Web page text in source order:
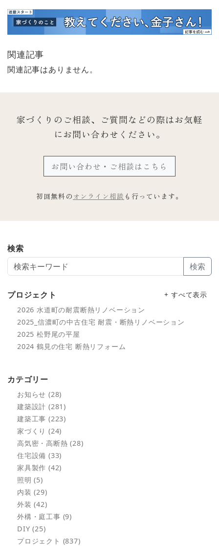
関連記事
関連記事はありません。
家づくりのご相談、ご質問などの際はお気軽
にお問い合わせください。
お問い合わせ・ご相談はこちら
初回無料の オンライン相談 も行っています。
検索
検索
プロジェクト
+ すべて表示
2026 水道町の耐震断熱リノベーション
2025_信濃町の中古住宅 耐震・断熱リノベーション
2025 松野尾の平屋
2024 鶴見の住宅 断熱リフォーム
カテゴリー
お知らせ (28)
建築設計 (281)
建築工事 (223)
家づくり (24)
高気密・高断熱 (28)
住宅設備 (33)
家具製作 (42)
照明 (5)
内装 (29)
外装 (42)
外構・庭工事 (9)
DIY (25)
プロジェクト (837)